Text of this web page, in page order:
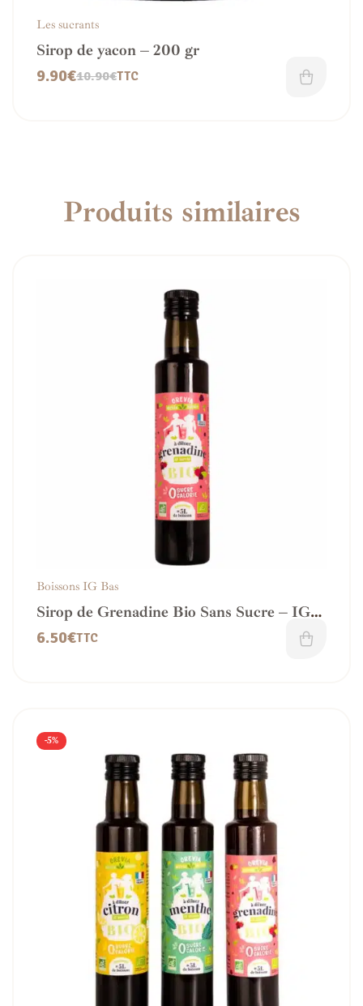
Les sucrants
Sirop de yacon – 200 gr
10.90€
9.90€ TTC
Produits similaires
Boissons IG Bas
Sirop de Grenadine Bio Sans Sucre – IG
bas
6.50€TTC
-5%